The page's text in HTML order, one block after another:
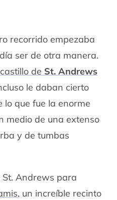
recorrido empezaba
ser de otra manera.
de St. Andrews
le daban cierto
lo que fue la enorme
medio de una extenso
y de tumbas
St. Andrews para
, un increíble recinto